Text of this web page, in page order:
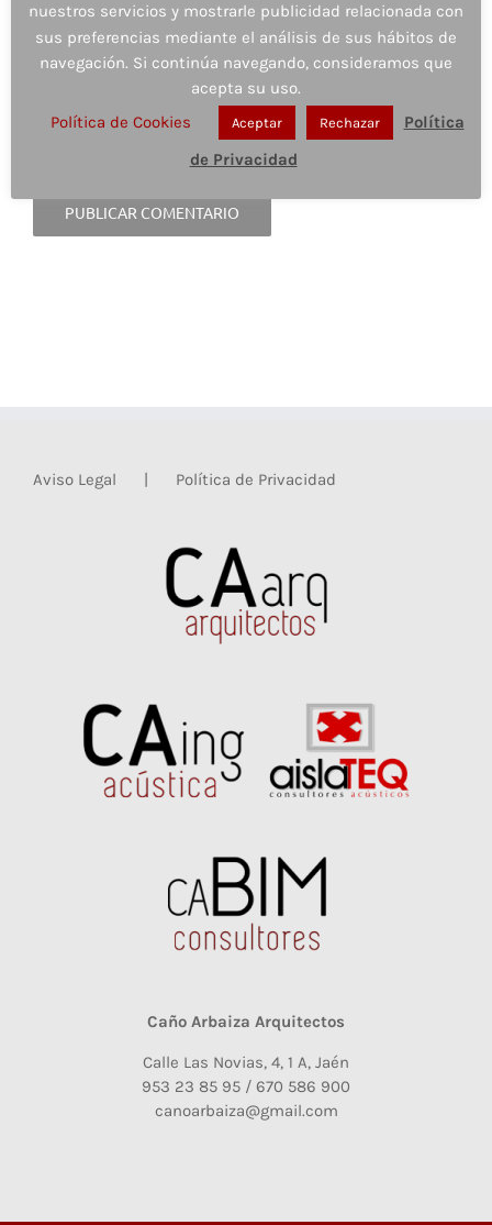
Guardar mi nombre, email y sitio web en este
navegador para la próxima vez que comente.
Aviso Legal Política de Privacidad
Caño Arbaiza Arquitectos
Calle Las Novias, 4, 1 A, Jaén
953 23 85 95 / 670 586 900
canoarbaiza@gmail.com
nuestros servicios y mostrarle publicidad relacionada con
sus preferencias mediante el análisis de sus hábitos de
navegación. Si continúa navegando, consideramos que
acepta su uso.
Política de Cookies
Aceptar Rechazar
Política
de Privacidad